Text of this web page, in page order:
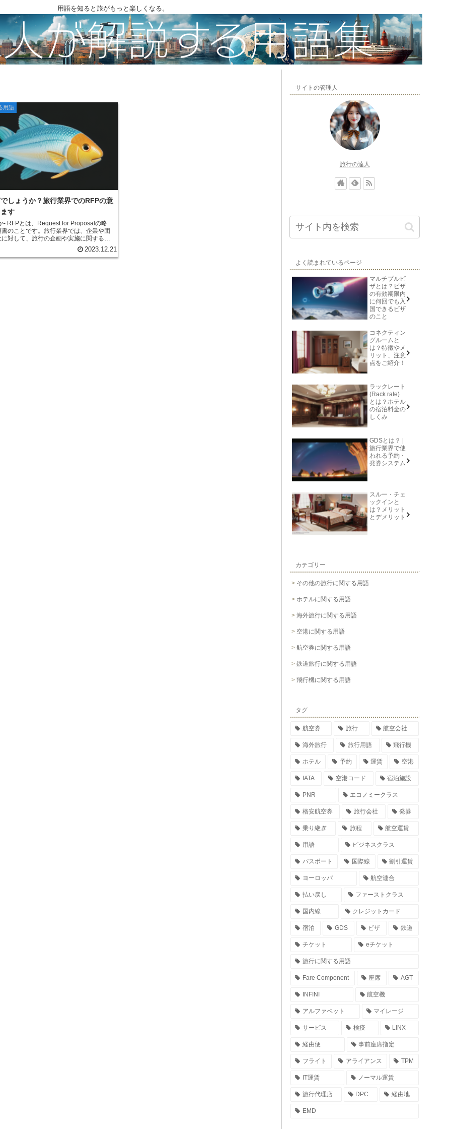
用語を知ると旅がもっと楽しくなる。
用語
しょうか？旅行業界でのRFPの意
す
- RFPとは、Request for Proposalの略
のことです。旅行業界では、企業や団
対して、旅行の企画や実施に関する提
に使用されます。RFPには、旅行の日程
加人数、予算などの基本情報に加え、旅
することなどが記載されています。
2023.12.21
サイトの管理人
旅行の達人
よく読まれているページ
マルチプルビ
ザとは？ビザ
の有効期限内
に何回でも入
国できるビザ
のこと
コネクティン
グルームと
は？特徴やメ
リット、注意
点をご紹介！
ラックレート
(Rack rate)
とは？ホテル
の宿泊料金の
しくみ
GDSとは？ |
旅行業界で使
われる予約・
発券システム
スルー・チェ
ックインと
は？メリット
とデメリット
カテゴリー
その他の旅行に関する用語
ホテルに関する用語
海外旅行に関する用語
空港に関する用語
航空券に関する用語
鉄道旅行に関する用語
飛行機に関する用語
タグ
航空券 旅行 航空会社
海外旅行 旅行用語 飛行機
ホテル 予約 運賃 空港
IATA 空港コード 宿泊施設
PNR エコノミークラス
格安航空券 旅行会社 発券
乗り継ぎ 旅程 航空運賃
用語 ビジネスクラス
パスポート 国際線 割引運賃
ヨーロッパ 航空連合
払い戻し ファーストクラス
国内線 クレジットカード
宿泊 GDS ビザ 鉄道
チケット eチケット
旅行に関する用語
Fare Component 座席 AGT
INFINI 航空機
アルファベット マイレージ
サービス 検疫 LINX
経由便 事前座席指定
フライト アライアンス TPM
IT運賃 ノーマル運賃
旅行代理店 DPC 経由地
EMD